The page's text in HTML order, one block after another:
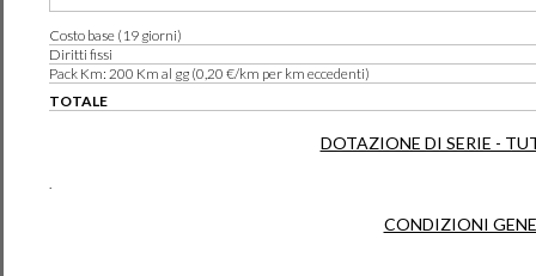
Costo base (19 giorni)
Diritti fissi
Pack Km: 200 Km al gg (0,20 €/km per km eccedenti)
TOTALE
DOTAZIONE DI SERIE -
.
CONDIZIONI